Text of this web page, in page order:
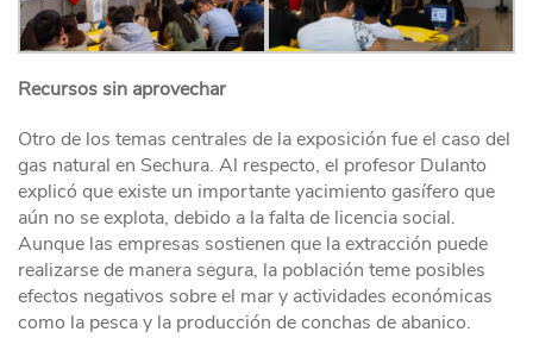
Recursos sin aprovechar
Otro de los temas centrales de la exposición fue el caso del
gas natural en Sechura. Al respecto, el profesor Dulanto
explicó que existe un importante yacimiento gasífero que
aún no se explota, debido a la falta de licencia social.
Aunque las empresas sostienen que la extracción puede
realizarse de manera segura, la población teme posibles
efectos negativos sobre el mar y actividades económicas
como la pesca y la producción de conchas de abanico.